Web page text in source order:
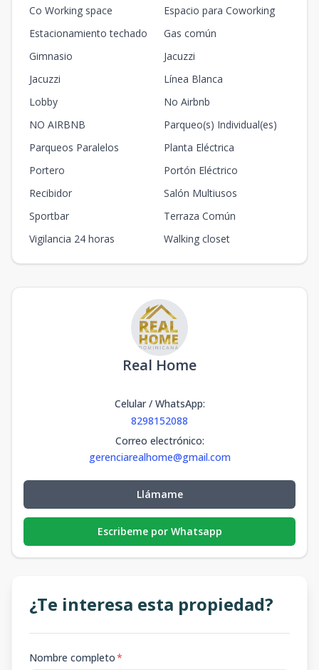
Co Working space
Espacio para Coworking
Estacionamiento techado
Gas común
Gimnasio
Jacuzzi
Jacuzzi
Línea Blanca
Lobby
No Airbnb
NO AIRBNB
Parqueo(s) Individual(es)
Parqueos Paralelos
Planta Eléctrica
Portero
Portón Eléctrico
Recibidor
Salón Multiusos
Sportbar
Terraza Común
Vigilancia 24 horas
Walking closet
Real Home
Celular / WhatsApp:
8298152088
Correo electrónico:
gerenciarealhome@gmail.com
Llámame
Escribeme por Whatsapp
¿Te interesa esta propiedad?
Nombre completo*